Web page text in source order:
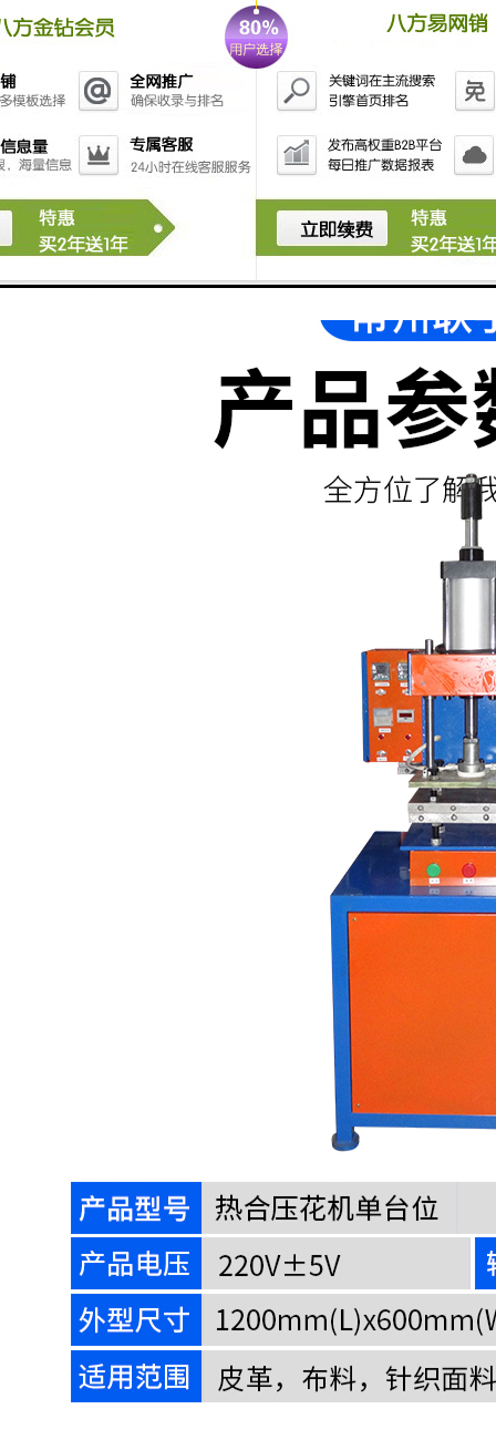
4.防波干扰装置、高频稳频装置和高频磁场屏蔽系统装
置将高频干扰减少为高频干扰，有效地解决了高频干扰
对其他机器或身体的影响。
调谐器调节，除各种控制装置和电子电路外，大大缩短
了焊接所需时间，提高了机器的产量。
6.进口配件；高周波服装压花机全部采用重要配件均来
于日本、韩国、美国及闽台正宗电子正本。